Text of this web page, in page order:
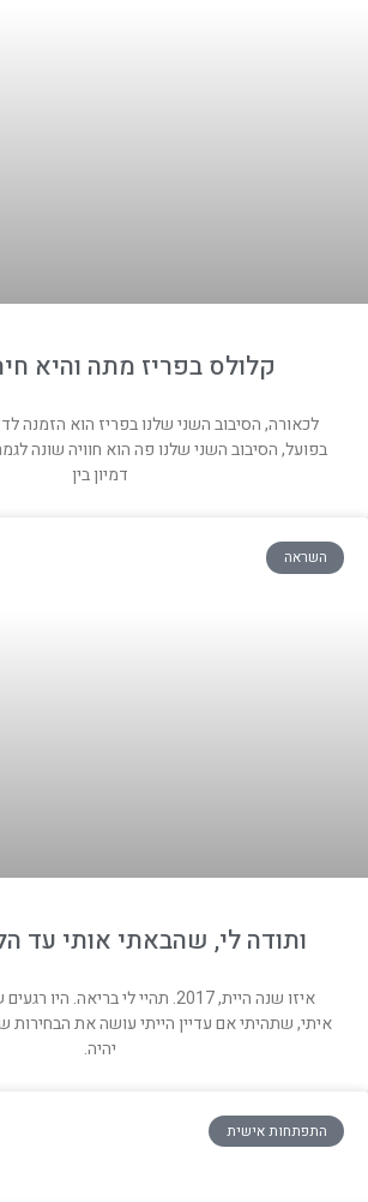
קלולס בפריז מתה והיא
לכאורה, הסיבוב השני שלנו בפריז הוא הזמנה
בפועל, הסיבוב השני שלנו פה הוא חוויה שונה
דמיון בין
השראה
ותודה לי, שהבאתי אותי עד הלום |
איזו שנה היית, 2017. תהיי לי בריאה.
איתי, שתהיתי אם עדיין הייתי עושה את הבחירות
יהיה.
התפתחות אישית